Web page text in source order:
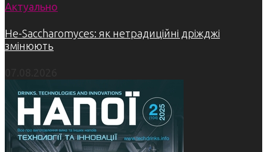
Актуально
Не-Saccharomyces: як нетрадиційні дріжджі
змінюють